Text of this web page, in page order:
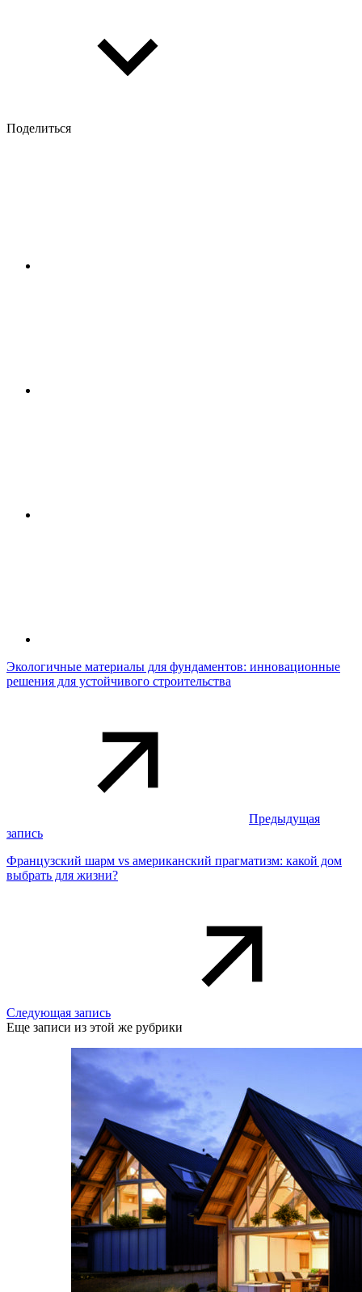
Поделиться
Экологичные материалы для фундаментов: инновационные
решения для устойчивого строительства
Предыдущая
запись
Французский шарм vs американский прагматизм: какой дом
выбрать для жизни?
Следующая запись
Еще записи из этой же рубрики